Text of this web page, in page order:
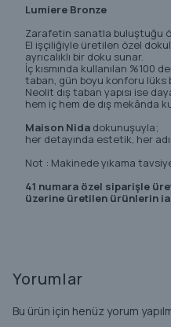
Lumiere Bronze
Zarafetin sanatla buluştuğu
El işçiliğiyle üretilen özel
ayrıcalıklı bir doku sunar.
İç kısmında kullanılan %100
taban, gün boyu konforu lüks
Neolit dış taban yapısı ise
hem iç hem de dış mekânda
Maison Nida dokunuşuyla;
her detayında estetik, her
Not : Makinede yıkama
41 numara özel siparişle
üzerine üretilen ürünlerin
Yorumlar
Bu ürün için henüz yorum